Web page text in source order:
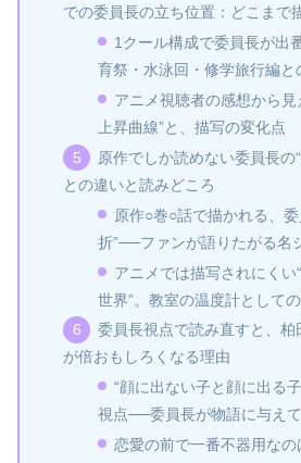
での委員長の立ち位置：どこまで
1クール構成で委員長が出
育祭・水泳回・修学旅行編と
アニメ視聴者の感想から見
上昇曲線”と、描写の変化点
原作でしか読めない委員長の
との違いと読みどころ
原作○巻○話で描かれる、
折”──ファンが語りたがる名
アニメでは描写されにくい
世界”。教室の温度計として
委員長視点で読み直すと、
が倍おもしろくなる理由
“顔に出ない子と顔に出る
視点──委員長が物語に与え
恋愛の前で一番不器用な